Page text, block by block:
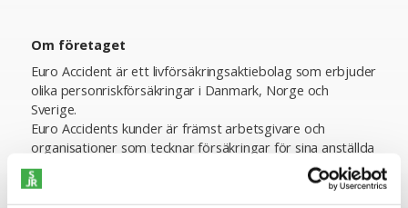
Om företaget
Euro Accident är ett livförsäkringsaktiebolag som erbjuder
olika personriskförsäkringar i Danmark, Norge och
Sverige.
Euro Accidents kunder är främst arbetsgivare och
organisationer som tecknar försäkringar för sina anställda
och medlemmar. Försäljning sker via
försäkringsförmedlare och partnersamarbeten, som